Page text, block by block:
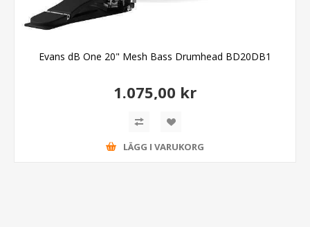
Evans dB One 20" Mesh Bass Drumhead BD20DB1
1.075,00 kr
LÄGG I VARUKORG